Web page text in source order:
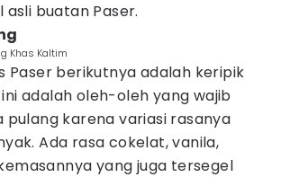
buatan Paser.
Khas Kaltim
Paser berikutnya adalah keripik
adalah oleh-oleh yang wajib
pulang karena variasi rasanya
Ada rasa cokelat, vanila,
yang juga tersegel